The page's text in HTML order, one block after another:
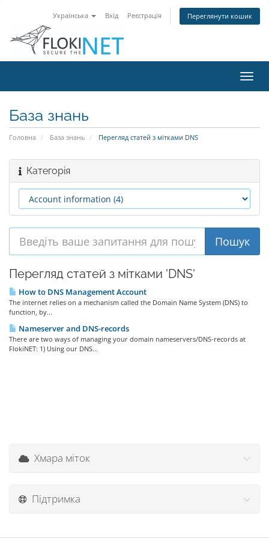
Українська Вхід Реєстрація Переглянути кошик
База знань
Головна База знань Перегляд статей з мітками DNS
Категорія
Перегляд статей з мітками 'DNS'
How to DNS Management Account
The internet relies on a mechanism called the Domain Name System (DNS) to
function, by...
Nameserver and DNS-records
There are two ways of managing your domain nameservers/DNS-records at
FlokiNET: 1) Using our DNS...
Хмара міток
Підтримка